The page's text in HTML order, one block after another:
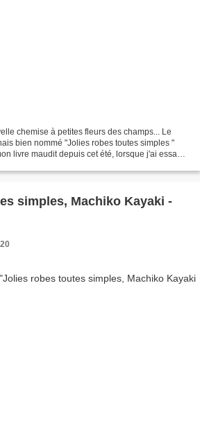
chemise à petites fleurs des champs... Le
bien nommé "Jolies robes toutes simples "
livre maudit depuis cet été, lorsque j'ai essayé
simples, Machiko Kayaki -